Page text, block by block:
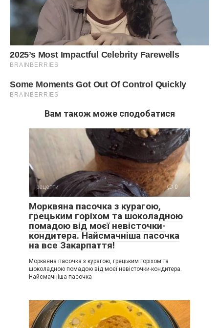
Вам також може сподобатися
рецепти 0
Морквяна пасочка з курагою,
грецьким горіхом та шоколадною
помадою від моєї невісточки-
кондитера. Найсмачніша пасочка
на все Закарпаття!
Морквяна пасочка з курагою, грецьким горіхом та
шоколадною помадою від моєї невісточки-кондитера.
Найсмачніша пасочка